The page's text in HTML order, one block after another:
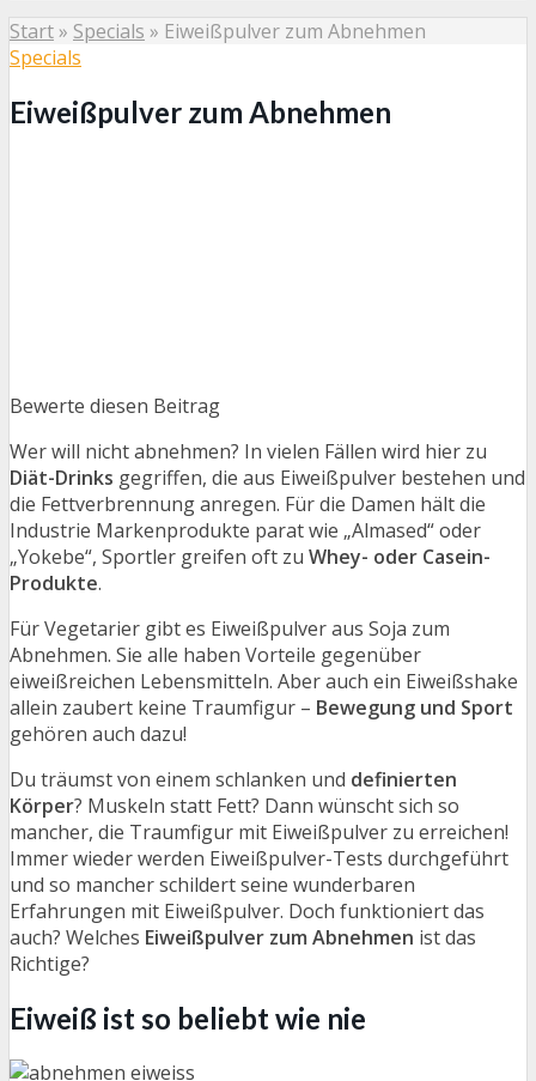
Start» Specials » Eiweißpulver zum Abnehmen
Specials
Eiweißpulver zum Abnehmen
Bewerte diesen Beitrag
Wer will nicht abnehmen? In vielen Fällen wird hier zu
Diät-Drinks gegriffen, die aus Eiweißpulver bestehen und
die Fettverbrennung anregen. Für die Damen hält die
Industrie Markenprodukte parat wie „Almased“ oder
„Yokebe“, Sportler greifen oft zu Whey- oder Casein-
Produkte.
Für Vegetarier gibt es Eiweißpulver aus Soja zum
Abnehmen. Sie alle haben Vorteile gegenüber
eiweißreichen Lebensmitteln. Aber auch ein Eiweißshake
allein zaubert keine Traumfigur – Bewegung und Sport
gehören auch dazu!
Du träumst von einem schlanken und definierten
Körper? Muskeln statt Fett? Dann wünscht sich so
mancher, die Traumfigur mit Eiweißpulver zu erreichen!
Immer wieder werden Eiweißpulver-Tests durchgeführt
und so mancher schildert seine wunderbaren
Erfahrungen mit Eiweißpulver. Doch funktioniert das
auch? Welches Eiweißpulver zum Abnehmen ist das
Richtige?
Eiweiß ist so beliebt wie nie